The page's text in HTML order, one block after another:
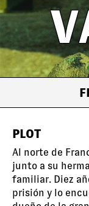
PLOT
Al norte de
junto a su
familiar. Diez
prisión y lo